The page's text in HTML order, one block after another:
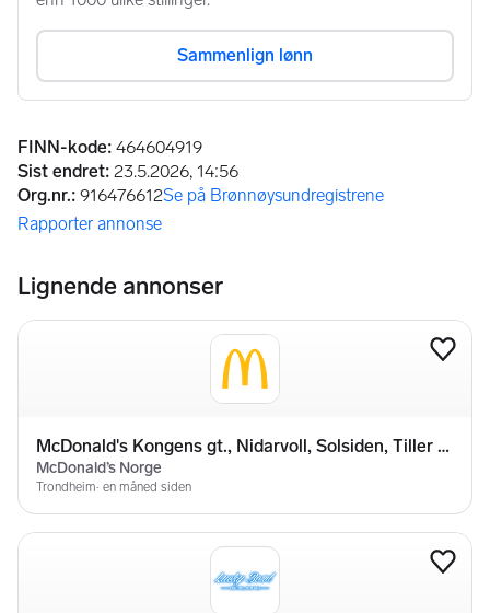
Annonseinformasjon
FINN-kode: 464604919
Sist endret: 23.5.2026, 14:56
Org.nr.: 916476612Se på Brønnøysundregistrene
(åpnes i ny fane)
Rapporter annonse